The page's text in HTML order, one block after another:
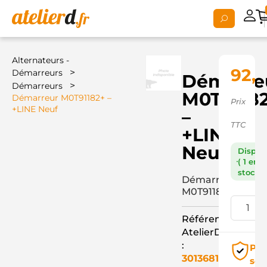
Alternateurs -
Démarreurs
>
Démarreurs >
Démarreur M0T91182+ –
+LINE Neuf
–
+LINE
Neuf
Démarreur
M0T91182+
Référence
AtelierD
:
3013681
Prix
TTC
( 1 en
stock )